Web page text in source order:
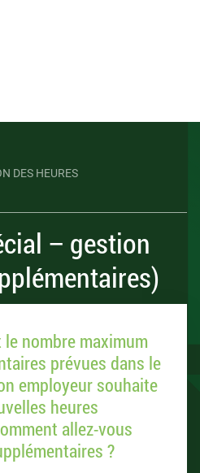
DES HEURES
– gestion
nombre maximum
prévues dans le
employeur souhaite
heures
allez-vous
?